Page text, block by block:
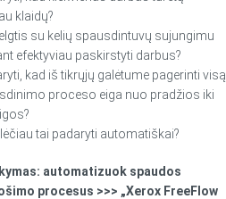
klaidų?
su kelių spausdintuvų sujungimu
efektyviau paskirstyti darbus?
kad iš tikrųjų galėtume pagerinti visą
proceso eiga nuo pradžios iki
tai padaryti automatiškai?
automatizuok spaudos
procesus >>> „Xerox FreeFlow